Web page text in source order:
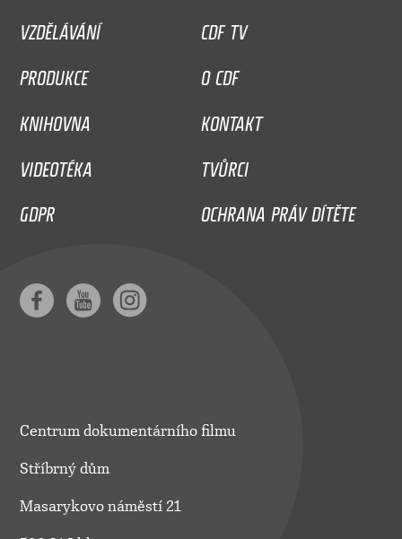
VZDĚLÁVÁNÍ
CDF TV
PRODUKCE
O CDF
KNIHOVNA
KONTAKT
VIDEOTÉKA
TVŮRCI
GDPR
OCHRANA PRÁV DÍTĚTE
Centrum dokumentárního filmu
Stříbrný dům
Masarykovo náměstí 21